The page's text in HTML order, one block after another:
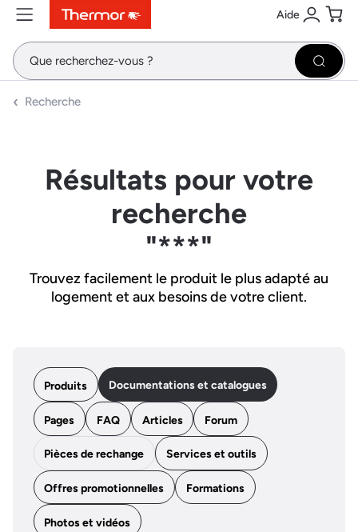
ContenuMenuRecherche Aide
Se
Recherche
Résultats pour votre
recherche
"***"
Trouvez facilement le produit le plus adapté au
logement et aux besoins de votre client.
Produits Documentations et catalogues
Pages FAQ Articles Forum
Pièces de rechange Services et outils
Offres promotionnelles Formations
Photos et vidéos